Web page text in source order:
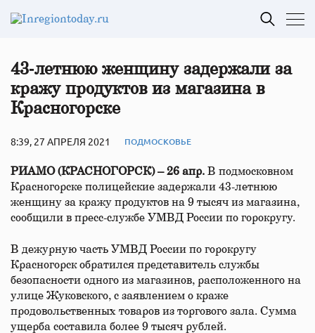
43‑летнюю женщину задержали за
кражу продуктов из магазина в
Красногорске
8:39, 27 АПРЕЛЯ 2021 ПОДМОСКОВЬЕ
РИАМО (КРАСНОГОРСК) – 26 апр. В подмосковном
Красногорске полицейские задержали 43-летнюю
женщину за кражу продуктов на 9 тысяч из магазина,
сообщили в пресс-службе УМВД России по горокругу.
В дежурную часть УМВД России по горокругу
Красногорск обратился представитель службы
безопасности одного из магазинов, расположенного на
улице Жуковского, с заявлением о краже
продовольственных товаров из торгового зала. Сумма
ущерба составила более 9 тысяч рублей.